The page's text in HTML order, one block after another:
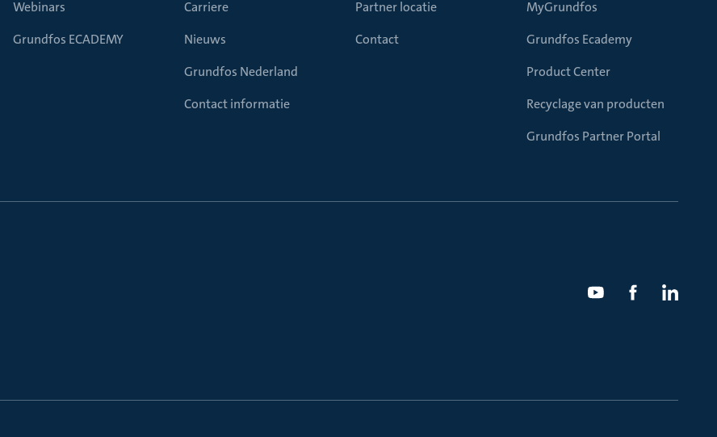
Webinars
Grundfos ECADEMY
Carriere
Nieuws
Grundfos Nederland
Contact informatie
Partner locatie
Contact
MyGrundfos
Grundfos Ecademy
Product Center
Recyclage van producten
Grundfos Partner Portal